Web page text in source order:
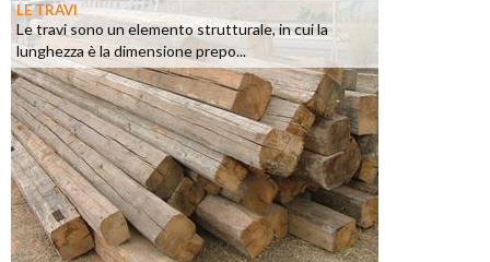
LE TRAVI
Le travi sono un elemento strutturale, in cui la
lunghezza è la dimensione prepo...